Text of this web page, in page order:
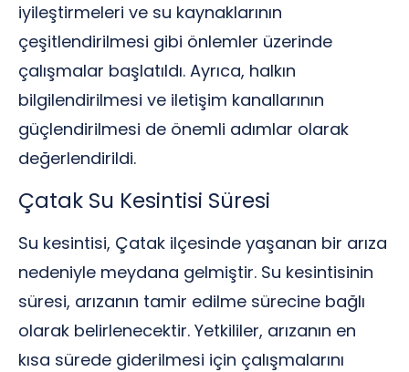
iyileştirmeleri ve su kaynaklarının
çeşitlendirilmesi gibi önlemler üzerinde
çalışmalar başlatıldı. Ayrıca, halkın
bilgilendirilmesi ve iletişim kanallarının
güçlendirilmesi de önemli adımlar olarak
değerlendirildi.
Çatak Su Kesintisi Süresi
Su kesintisi, Çatak ilçesinde yaşanan bir arıza
nedeniyle meydana gelmiştir. Su kesintisinin
süresi, arızanın tamir edilme sürecine bağlı
olarak belirlenecektir. Yetkililer, arızanın en
kısa sürede giderilmesi için çalışmalarını